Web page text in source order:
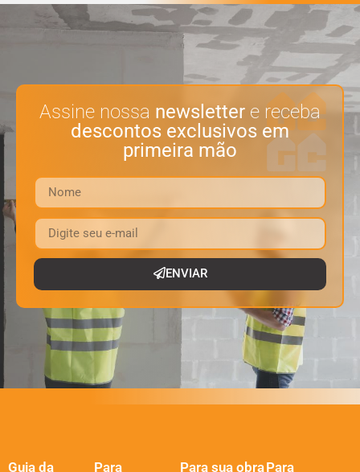
Assine nossa newsletter e receba
descontos exclusivos em
primeira mão
ENVIAR
Guia da
Para
Para sua obraPara